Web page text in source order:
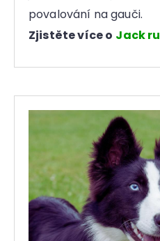
povalování na gauči.
Zjistěte více o Jack